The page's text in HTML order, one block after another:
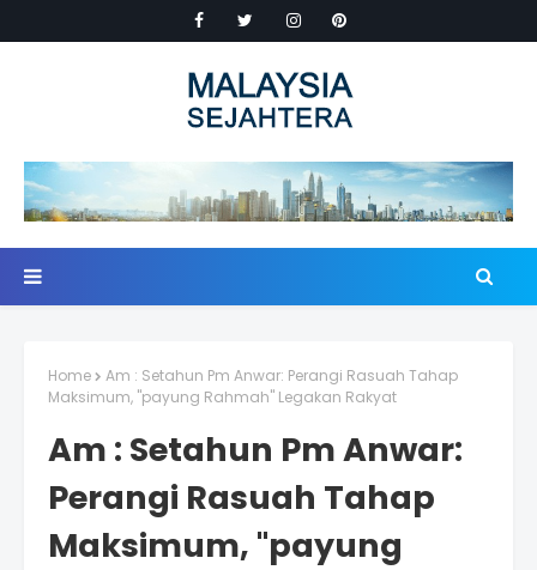
Home
Am : Setahun Pm Anwar: Perangi Rasuah Tahap
Maksimum, "payung Rahmah" Legakan Rakyat
Am : Setahun Pm Anwar:
Perangi Rasuah Tahap
Maksimum, "payung